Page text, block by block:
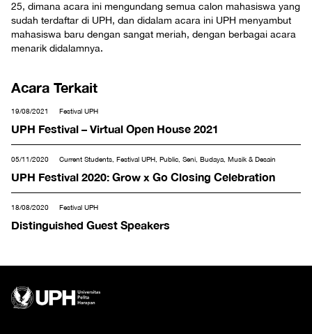
25, dimana acara ini mengundang semua calon mahasiswa yang
sudah terdaftar di UPH, dan didalam acara ini UPH menyambut
mahasiswa baru dengan sangat meriah, dengan berbagai acara
menarik didalamnya.
Acara Terkait
19/08/2021 Festival UPH
UPH Festival – Virtual Open House 2021
05/11/2020 Current Students, Festival UPH, Public, Seni, Budaya, Musik & Desain
UPH Festival 2020: Grow x Go Closing Celebration
18/08/2020 Festival UPH
Distinguished Guest Speakers